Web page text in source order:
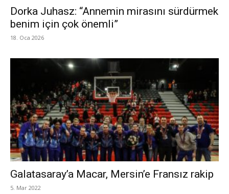
Dorka Juhasz: “Annemin mirasını sürdürmek
benim için çok önemli”
18. Oca 2026
Galatasaray’a Macar, Mersin’e Fransız rakip
5. Mar 2022